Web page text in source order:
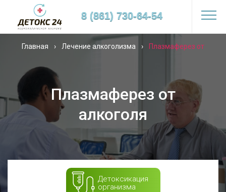
8 (861) 730-64-54
Главная › Лечение алкоголизма › Плазмаферез от
Плазмаферез от
алкоголя
Детоксикация
организма